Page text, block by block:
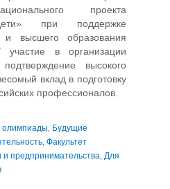
проекта
при поддержке
и высшего образования
в организации
высокого
вклад в подготовку
профессионалов.
олимпиады, Будущие
, Факультет
и предпринимательства, Для